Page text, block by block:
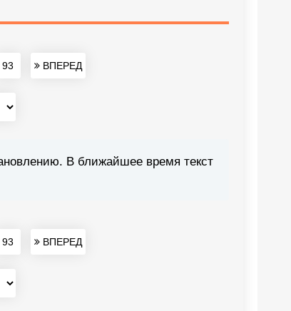
93 ВПЕРЕД
В ближайшее время текст
93 ВПЕРЕД